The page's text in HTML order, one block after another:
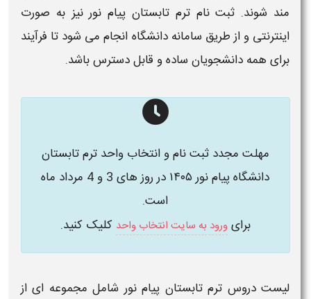
مند شوند. ثبت نام ترم تابستان پیام نورنیز به صورت
اینترنتی و از طریق سامانهدانشگاه انجام می شود تا فرآیند
برای همه دانشجویان ساده و قابل دسترس باشد.
مهلت مجدد ثبت نام و انتخاب واحد ترم تابستان
دانشگاه پیام نور ۱۴۰۵ در روز های 3 و 4 مرداد ماه
است.
برایورود به سایت انتخاب واحد کلیک کنید.
لیست دروس ترم تابستان پیام نورشامل مجموعه ای از